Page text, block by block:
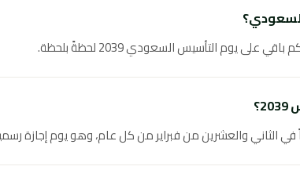
على يوم التأسيس السعودي 2039 لحظةً بلحظة.
الثاني والعشرين من فبراير من كل عام، وهو يوم إجازة